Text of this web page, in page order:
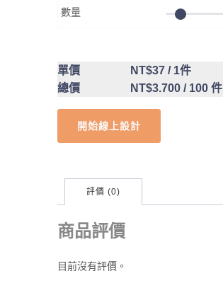
數量
單價 NT$37 / 1件
總價
NT$3.700 / 100 件
開始線上設計
評價 (0)
商品評價
目前沒有評價。